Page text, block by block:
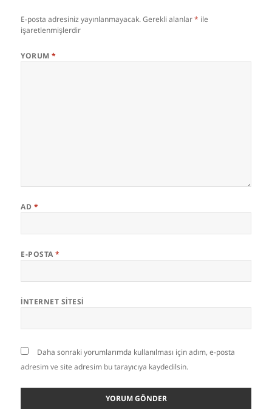
E-posta adresiniz yayınlanmayacak. Gerekli alanlar* ile
işaretlenmişlerdir
YORUM*
AD *
E-POSTA*
İNTERNET SITESI
Daha sonraki yorumlarımda kullanılması için adım, e-posta
adresim ve site adresim bu tarayıcıya kaydedilsin.